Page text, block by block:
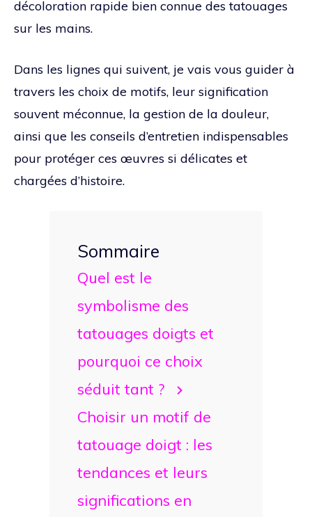
décoloration rapide bien connue des tatouages
sur les mains.
Dans les lignes qui suivent, je vais vous guider à
travers les choix de motifs, leur signification
souvent méconnue, la gestion de la douleur,
ainsi que les conseils d’entretien indispensables
pour protéger ces œuvres si délicates et
chargées d’histoire.
Sommaire
Quel est le
symbolisme des
tatouages doigts et
pourquoi ce choix
séduit tant ?
Choisir un motif de
tatouage doigt : les
tendances et leurs
significations en